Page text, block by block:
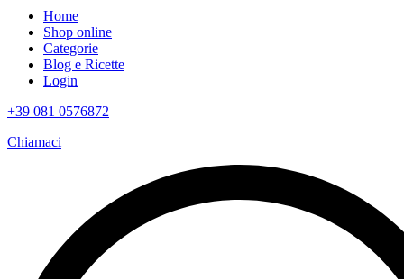
Home
Shop online
Categorie
Blog e Ricette
Login
+39 081 0576872
Chiamaci